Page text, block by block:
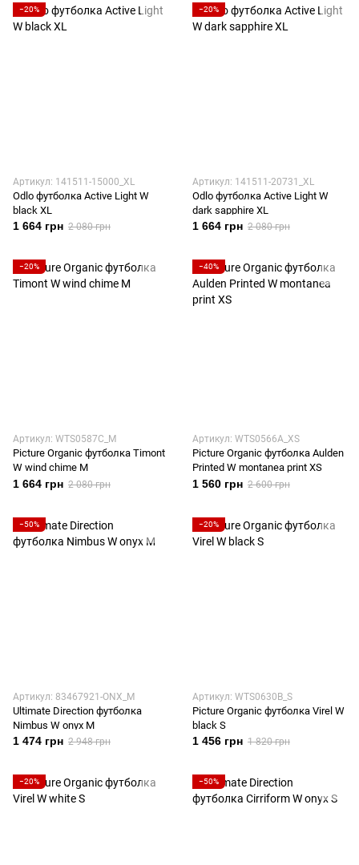
−20%
Артикул: 141511-15000_XL
Odlo футболка Active Light W
black XL
1 664 грн 2 080 грн
−20%
Артикул: 141511-20731_XL
Odlo футболка Active Light W
dark sapphire XL
1 664 грн 2 080 грн
−20%
Артикул: WTS0587C_M
Picture Organic футболка Timont
W wind chime M
1 664 грн 2 080 грн
−40%
Артикул: WTS0566A_XS
Picture Organic футболка Aulden
Printed W montanea print XS
1 560 грн 2 600 грн
−50%
Артикул: 83467921-ONX_M
Ultimate Direction футболка
Nimbus W onyx M
1 474 грн 2 948 грн
−20%
Артикул: WTS0630B_S
Picture Organic футболка Virel W
black S
1 456 грн 1 820 грн
−20% −50%